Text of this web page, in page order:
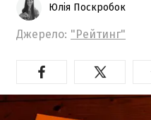
Юлія Поскробок
Джерело: "Рейтинг"